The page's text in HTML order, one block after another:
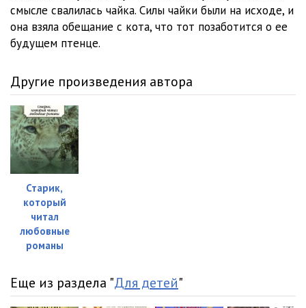
20 Полёт 15:22
смысле свалилась чайка. Силы чайки были на исходе, и
она взяла обещание с кота, что тот позаботится о ее
будущем птенце.
Другие произведения автора
Старик,
который
читал
любовные
романы
Еще из раздела "Для детей"